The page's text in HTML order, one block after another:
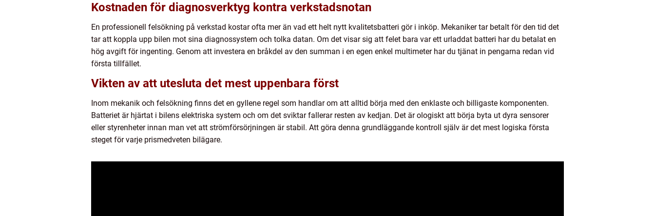
Kostnaden för diagnosverktyg kontra verkstadsnotan
En professionell felsökning på verkstad kostar ofta mer än vad ett helt nytt kvalitetsbatteri gör i inköp. Mekaniker tar betalt för den tid det
tar att koppla upp bilen mot sina diagnossystem och tolka datan. Om det visar sig att felet bara var ett urladdat batteri har du betalat en
hög avgift för ingenting. Genom att investera en bråkdel av den summan i en egen enkel multimeter har du tjänat in pengarna redan vid
första tillfället.
Vikten av att utesluta det mest uppenbara först
Inom mekanik och felsökning finns det en gyllene regel som handlar om att alltid börja med den enklaste och billigaste komponenten.
Batteriet är hjärtat i bilens elektriska system och om det sviktar fallerar resten av kedjan. Det är ologiskt att börja byta ut dyra sensorer
eller styrenheter innan man vet att strömförsörjningen är stabil. Att göra denna grundläggande kontroll själv är det mest logiska första
steget för varje prismedveten bilägare.